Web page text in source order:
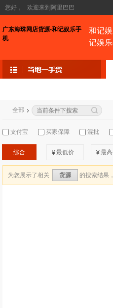
您好， 欢迎来到阿里巴巴
广东海珠网店货源-和记娱乐手
机
和记
记娱乐
全部
支付宝 买家保障 混批
综合 ¥ - ¥
为您展示了相关 货源 的搜索结果